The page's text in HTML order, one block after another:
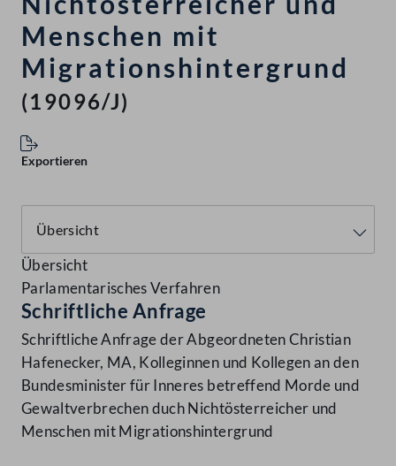
Menschen mit
Migrationshintergrund
(19096/J)
Exportieren
Übersicht
Parlamentarisches Verfahren
Schriftliche Anfrage
Schriftliche Anfrage der Abgeordneten Christian
Hafenecker, MA, Kolleginnen und Kollegen an den
Bundesminister für Inneres betreffend Morde und
Gewaltverbrechen duch Nichtösterreicher und
Menschen mit Migrationshintergrund